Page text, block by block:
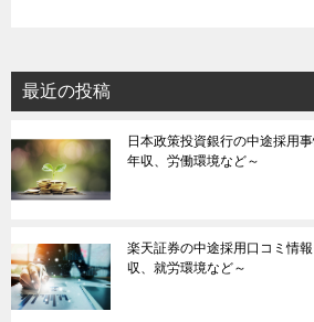
最近の投稿
日本政策投資銀行の中途採用
年収、労働環境など～
楽天証券の中途採用口コミ情
収、就労環境など～